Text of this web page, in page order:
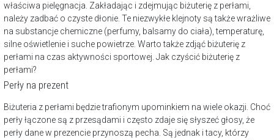
właściwa pielęgnacja. Zakładając i zdejmując biżuterię z perłami,
należy zadbać o czyste dłonie. Te niezwykłe klejnoty są także wrażliwe
na substancje chemiczne (perfumy, balsamy do ciała), temperaturę,
silne oświetlenie i suche powietrze. Warto także zdjąć biżuterię z
perłami na czas aktywności sportowej. Jak czyścić biżuterię z
perłami?
Perły na prezent
Biżuteria z perłami będzie trafionym upominkiem na wiele okazji. Choć
perły łączone są z przesądami i często zdaje się słyszeć głosy, że
perły dane w prezencie przynoszą pecha. Są jednak i tacy, którzy